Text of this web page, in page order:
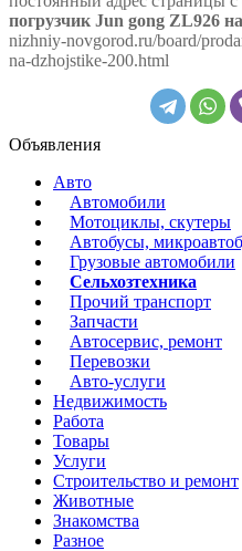
погрузчик Jun gong ZL926
nizhniy-novgorod.ru/board/
na-dzhojstike-200.html
Объявления
Авто
Автомобили
Мотоциклы, скутеры
Автобусы,
Грузовые автомобили
Сельхозтехника
Прочий транспорт
Запчасти
Автосервис, ремонт
Перевозки
Авто-услуги
Недвижимость
Работа
Товары
Услуги
Строительство и ремонт
Животные
Знакомства
Разное